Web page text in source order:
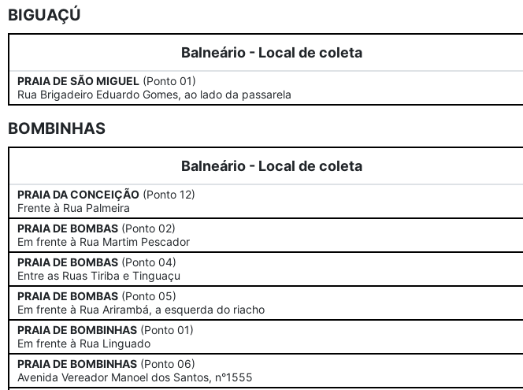
BIGUAÇÚ
Balneário - Local de coleta
PRAIA DE SÃO MIGUEL (Ponto 01)
Rua Brigadeiro Eduardo Gomes, ao lado da passarela
BOMBINHAS
Balneário - Local de coleta
PRAIA DA CONCEIÇÃO (Ponto 12)
Frente à Rua Palmeira
PRAIA DE BOMBAS (Ponto 02)
Em frente à Rua Martim Pescador
PRAIA DE BOMBAS (Ponto 04)
Entre as Ruas Tiriba e Tinguaçu
PRAIA DE BOMBAS (Ponto 05)
Em frente à Rua Arirambá, a esquerda do riacho
PRAIA DE BOMBINHAS (Ponto 01)
Em frente à Rua Linguado
PRAIA DE BOMBINHAS (Ponto 06)
Avenida Vereador Manoel dos Santos, n°1555